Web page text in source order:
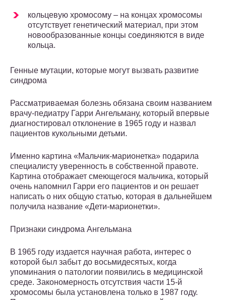
кольцевую хромосому – на концах хромосомы
отсутствует генетический материал, при этом
новообразованные концы соединяются в виде
кольца.
Генные мутации, которые могут вызвать развитие
синдрома
Рассматриваемая болезнь обязана своим названием
врачу-педиатру Гарри Ангельману, который впервые
диагностировал отклонение в 1965 году и назвал
пациентов кукольными детьми.
Именно картина «Мальчик-марионетка» подарила
специалисту уверенность в собственной правоте.
Картина отображает смеющегося мальчика, который
очень напомнил Гарри его пациентов и он решает
написать о них общую статью, которая в дальнейшем
получила название «Дети-марионетки».
Признаки синдрома Ангельмана
В 1965 году издается научная работа, интерес о
которой был забыт до восьмидесятых, когда
упоминания о патологии появились в медицинской
среде. Закономерность отсутствия части 15-й
хромосомы была установлена только в 1987 году.